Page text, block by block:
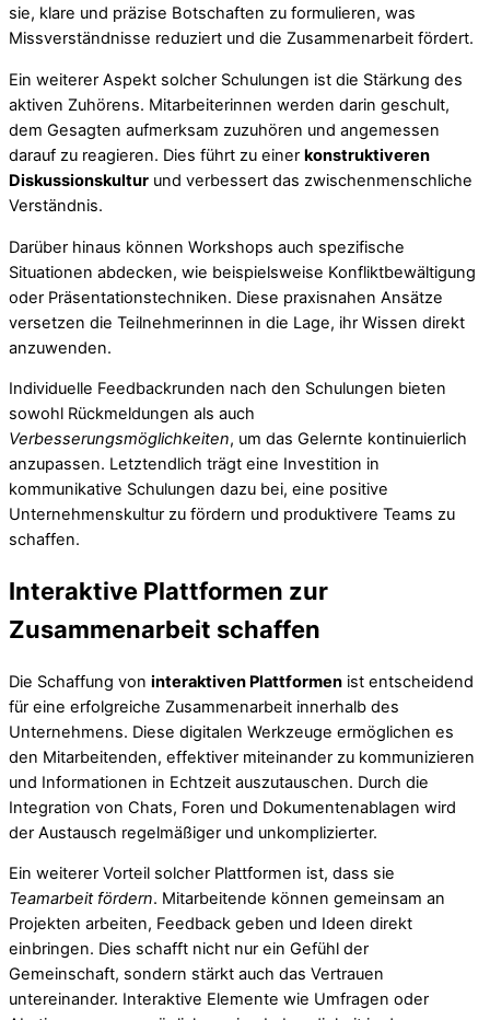
sie, klare und präzise Botschaften zu formulieren, was
Missverständnisse reduziert und die Zusammenarbeit fördert.
Ein weiterer Aspekt solcher Schulungen ist die Stärkung des
aktiven Zuhörens. Mitarbeiterinnen werden darin geschult,
dem Gesagten aufmerksam zuzuhören und angemessen
darauf zu reagieren. Dies führt zu einer konstruktiveren
Diskussionskultur und verbessert das zwischenmenschliche
Verständnis.
Darüber hinaus können Workshops auch spezifische
Situationen abdecken, wie beispielsweise Konfliktbewältigung
oder Präsentationstechniken. Diese praxisnahen Ansätze
versetzen die Teilnehmerinnen in die Lage, ihr Wissen direkt
anzuwenden.
Individuelle Feedbackrunden nach den Schulungen bieten
sowohl Rückmeldungen als auch
Verbesserungsmöglichkeiten, um das Gelernte kontinuierlich
anzupassen. Letztendlich trägt eine Investition in
kommunikative Schulungen dazu bei, eine positive
Unternehmenskultur zu fördern und produktivere Teams zu
schaffen.
Interaktive Plattformen zur
Zusammenarbeit schaffen
Die Schaffung von interaktiven Plattformen ist entscheidend
für eine erfolgreiche Zusammenarbeit innerhalb des
Unternehmens. Diese digitalen Werkzeuge ermöglichen es
den Mitarbeitenden, effektiver miteinander zu kommunizieren
und Informationen in Echtzeit auszutauschen. Durch die
Integration von Chats, Foren und Dokumentenablagen wird
der Austausch regelmäßiger und unkomplizierter.
Ein weiterer Vorteil solcher Plattformen ist, dass sie
Teamarbeit fördern. Mitarbeitende können gemeinsam an
Projekten arbeiten, Feedback geben und Ideen direkt
einbringen. Dies schafft nicht nur ein Gefühl der
Gemeinschaft, sondern stärkt auch das Vertrauen
untereinander. Interaktive Elemente wie Umfragen oder